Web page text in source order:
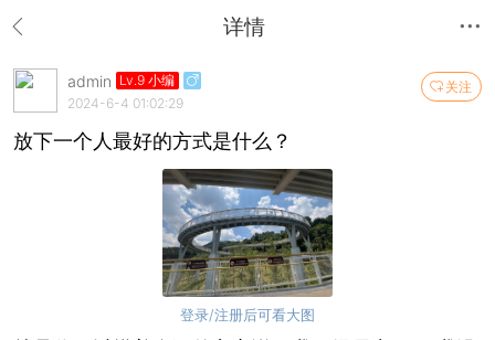
详情
关注
admin Lv.9 小编
2024-6-4 01:02:29
放下一个人最好的方式是什么？
登录/注册后可看大图